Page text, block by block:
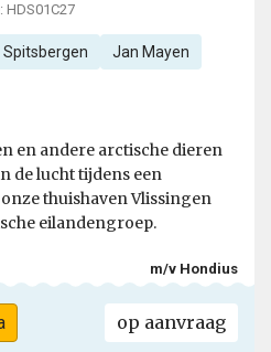
HDS01C27
Spitsbergen Jan Mayen
en andere arctische dieren
de lucht tijdens een
thuishaven Vlissingen
eilandengroep.
m/v Hondius
op aanvraag